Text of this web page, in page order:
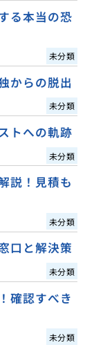
る本当の恐
未分類
からの脱出
未分類
トへの軌跡
未分類
説！見積も
未分類
口と解決策
未分類
確認すべき
未分類